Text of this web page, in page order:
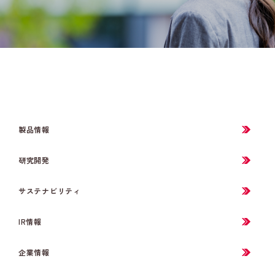
製品情報
研究開発
サステナビリティ
IR情報
企業情報